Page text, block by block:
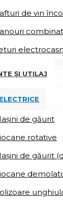
de vin
ȘI UTILAJ
de găurit
rotative
de găurit